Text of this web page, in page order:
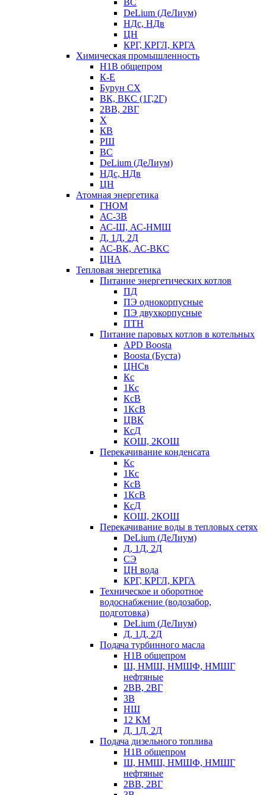
ВС
DeLium (ДеЛиум)
НДс, НДв
ЦН
КРГ, КРГЛ, КРГА
Химическая промышленность
Н1В общепром
К-Е
Бурун СХ
ВК, ВКС (1Г,2Г)
2ВВ, 2ВГ
Х
КВ
РШ
ВС
DeLium (ДеЛиум)
НДс, НДв
ЦН
Атомная энергетика
ГНОМ
АС-3В
АС-Ш, АС-НМШ
Д, 1Д, 2Д
АС-ВК, АС-ВКС
ЦНА
Тепловая энергетика
Питание энергетических котлов
ПД
ПЭ однокорпусные
ПЭ двухкорпусные
ПТН
Питание паровых котлов в котельных
APD Boosta
Boosta (Буста)
ЦНСв
Кс
1Кс
КсВ
1КсВ
ЦВК
КсД
КОШ, 2КОШ
Перекачивание конденсата
Кс
1Кс
КсВ
1КсВ
КсД
КОШ, 2КОШ
Перекачивание воды в тепловых сетях
DeLium (ДеЛиум)
Д, 1Д, 2Д
СЭ
ЦН вода
КРГ, КРГЛ, КРГА
Техническое и оборотное
водоснабжение (водозабор,
подготовка)
DeLium (ДеЛиум)
Д, 1Д, 2Д
Подача турбинного масла
Н1В общепром
Ш, НМШ, НМШФ, НМШГ
нефтяные
2ВВ, 2ВГ
3В
НШ
12 КМ
Д, 1Д, 2Д
Подача дизельного топлива
Н1В общепром
Ш, НМШ, НМШФ, НМШГ
нефтяные
2ВВ, 2ВГ